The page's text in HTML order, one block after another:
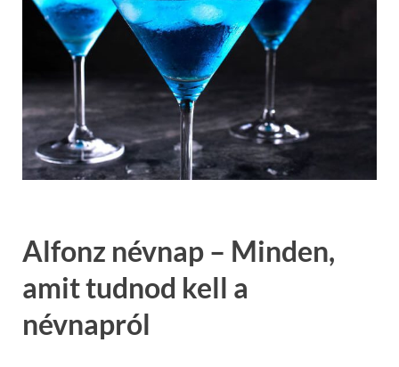
Alfonz névnap – Minden,
amit tudnod kell a
névnapról